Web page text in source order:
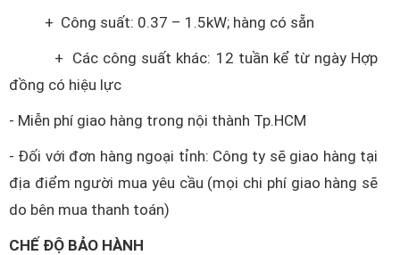
+ Công suất: 0.37 – 1.5kW; hàng có sẵn
+ Các công suất khác: 12 tuần kể từ ngày Hợp
đồng có hiệu lực
- Miễn phí giao hàng trong nội thành Tp.HCM
- Đối với đơn hàng ngoại tỉnh: Công ty sẽ giao hàng tại
địa điểm người mua yêu cầu (mọi chi phí giao hàng sẽ
do bên mua thanh toán)
CHẾ ĐỘ BẢO HÀNH